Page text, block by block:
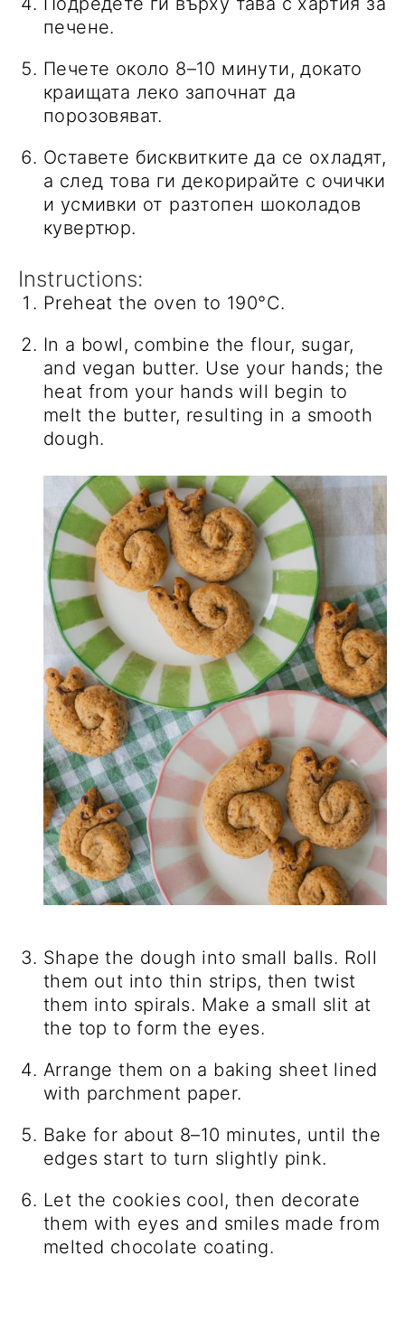
печене.
Печете около 8–10 минути, докато
краищата леко започнат да
порозовяват.
Оставете бисквитките да се охладят,
а след това ги декорирайте с очички
и усмивки от разтопен шоколадов
кувертюр.
Instructions:
Preheat the oven to 190°C.
In a bowl, combine the flour, sugar,
and vegan butter. Use your hands; the
heat from your hands will begin to
melt the butter, resulting in a smooth
dough.
Shape the dough into small balls. Roll
them out into thin strips, then twist
them into spirals. Make a small slit at
the top to form the eyes.
Arrange them on a baking sheet lined
with parchment paper.
Bake for about 8–10 minutes, until the
edges start to turn slightly pink.
Let the cookies cool, then decorate
them with eyes and smiles made from
melted chocolate coating.